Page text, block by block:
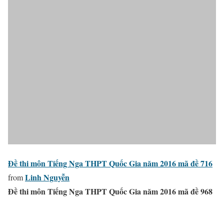
Đề thi môn Tiếng Nga THPT Quốc Gia năm 2016 mã đề 716
fromLinh Nguyễn
Đề thi môn Tiếng Nga THPT Quốc Gia năm 2016 mã đề 968